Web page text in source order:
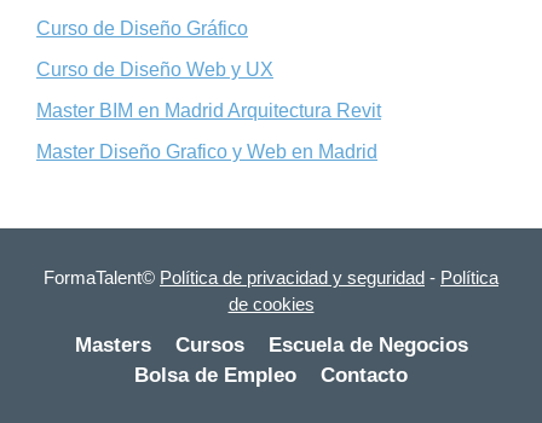
Curso de Diseño Gráfico
Curso de Diseño Web y UX
Master BIM en Madrid Arquitectura Revit
Master Diseño Grafico y Web en Madrid
FormaTalent© Política de privacidad y seguridad - Política
de cookies
Masters Cursos
Escuela de Negocios
Bolsa de Empleo
Contacto